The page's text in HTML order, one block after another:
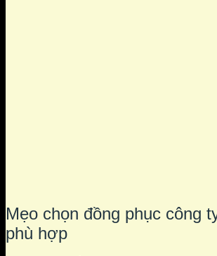
Mẹo chọn đồng phục công
phù hợp